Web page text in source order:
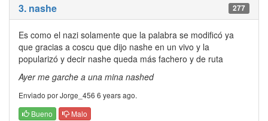
3. nashe 277
Es como el nazi solamente que la palabra se modificó ya
que gracias a coscu que dijo nashe en un vivo y la
popularizó y decir nashe queda más fachero y de ruta
Ayer me garche a una mina nashed
Enviado por Jorge_456 6 years ago.
Bueno
Malo